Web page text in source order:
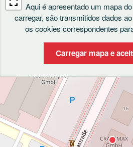
Aqui é apresentado um mapa
carregar, são transmitidos dados
os cookies correspondentes
Carregar mapa e